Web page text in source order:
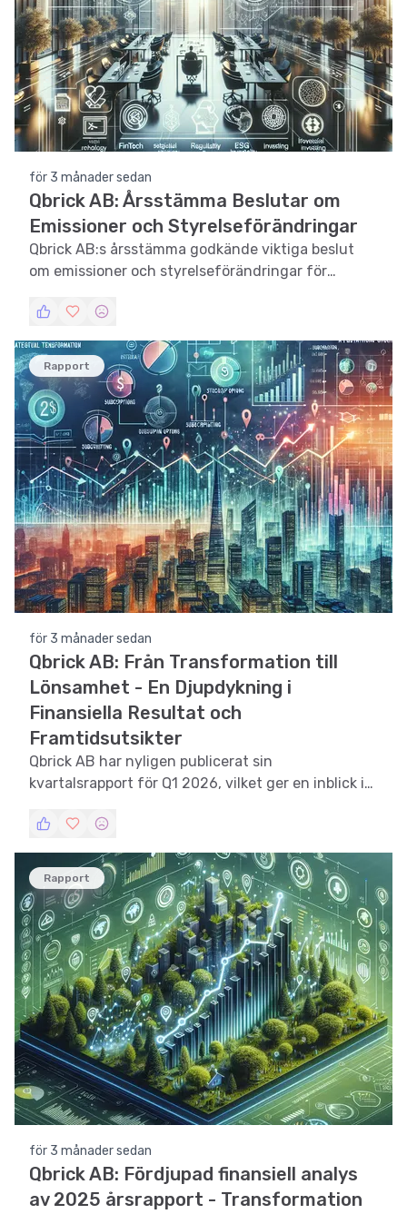
för 3 månader sedan
Qbrick AB: Årsstämma Beslutar om
Emissioner och Styrelseförändringar
Qbrick AB:s årsstämma godkände viktiga beslut
om emissioner och styrelseförändringar för
Rapport
för 3 månader sedan
Qbrick AB: Från Transformation till
Lönsamhet - En Djupdykning i
Finansiella Resultat och
Framtidsutsikter
Qbrick AB har nyligen publicerat sin
kvartalsrapport för Q1 2026, vilket ger en inblick i
framsteg. Denna artikel analyserar rapporten i
detalj och jämför den med tidigare perioder för att
ge en helhetsbild av bolagets prestation och
framtidsutsikter.
Rapport
för 3 månader sedan
Qbrick AB: Fördjupad finansiell analys
av 2025 årsrapport - Transformation